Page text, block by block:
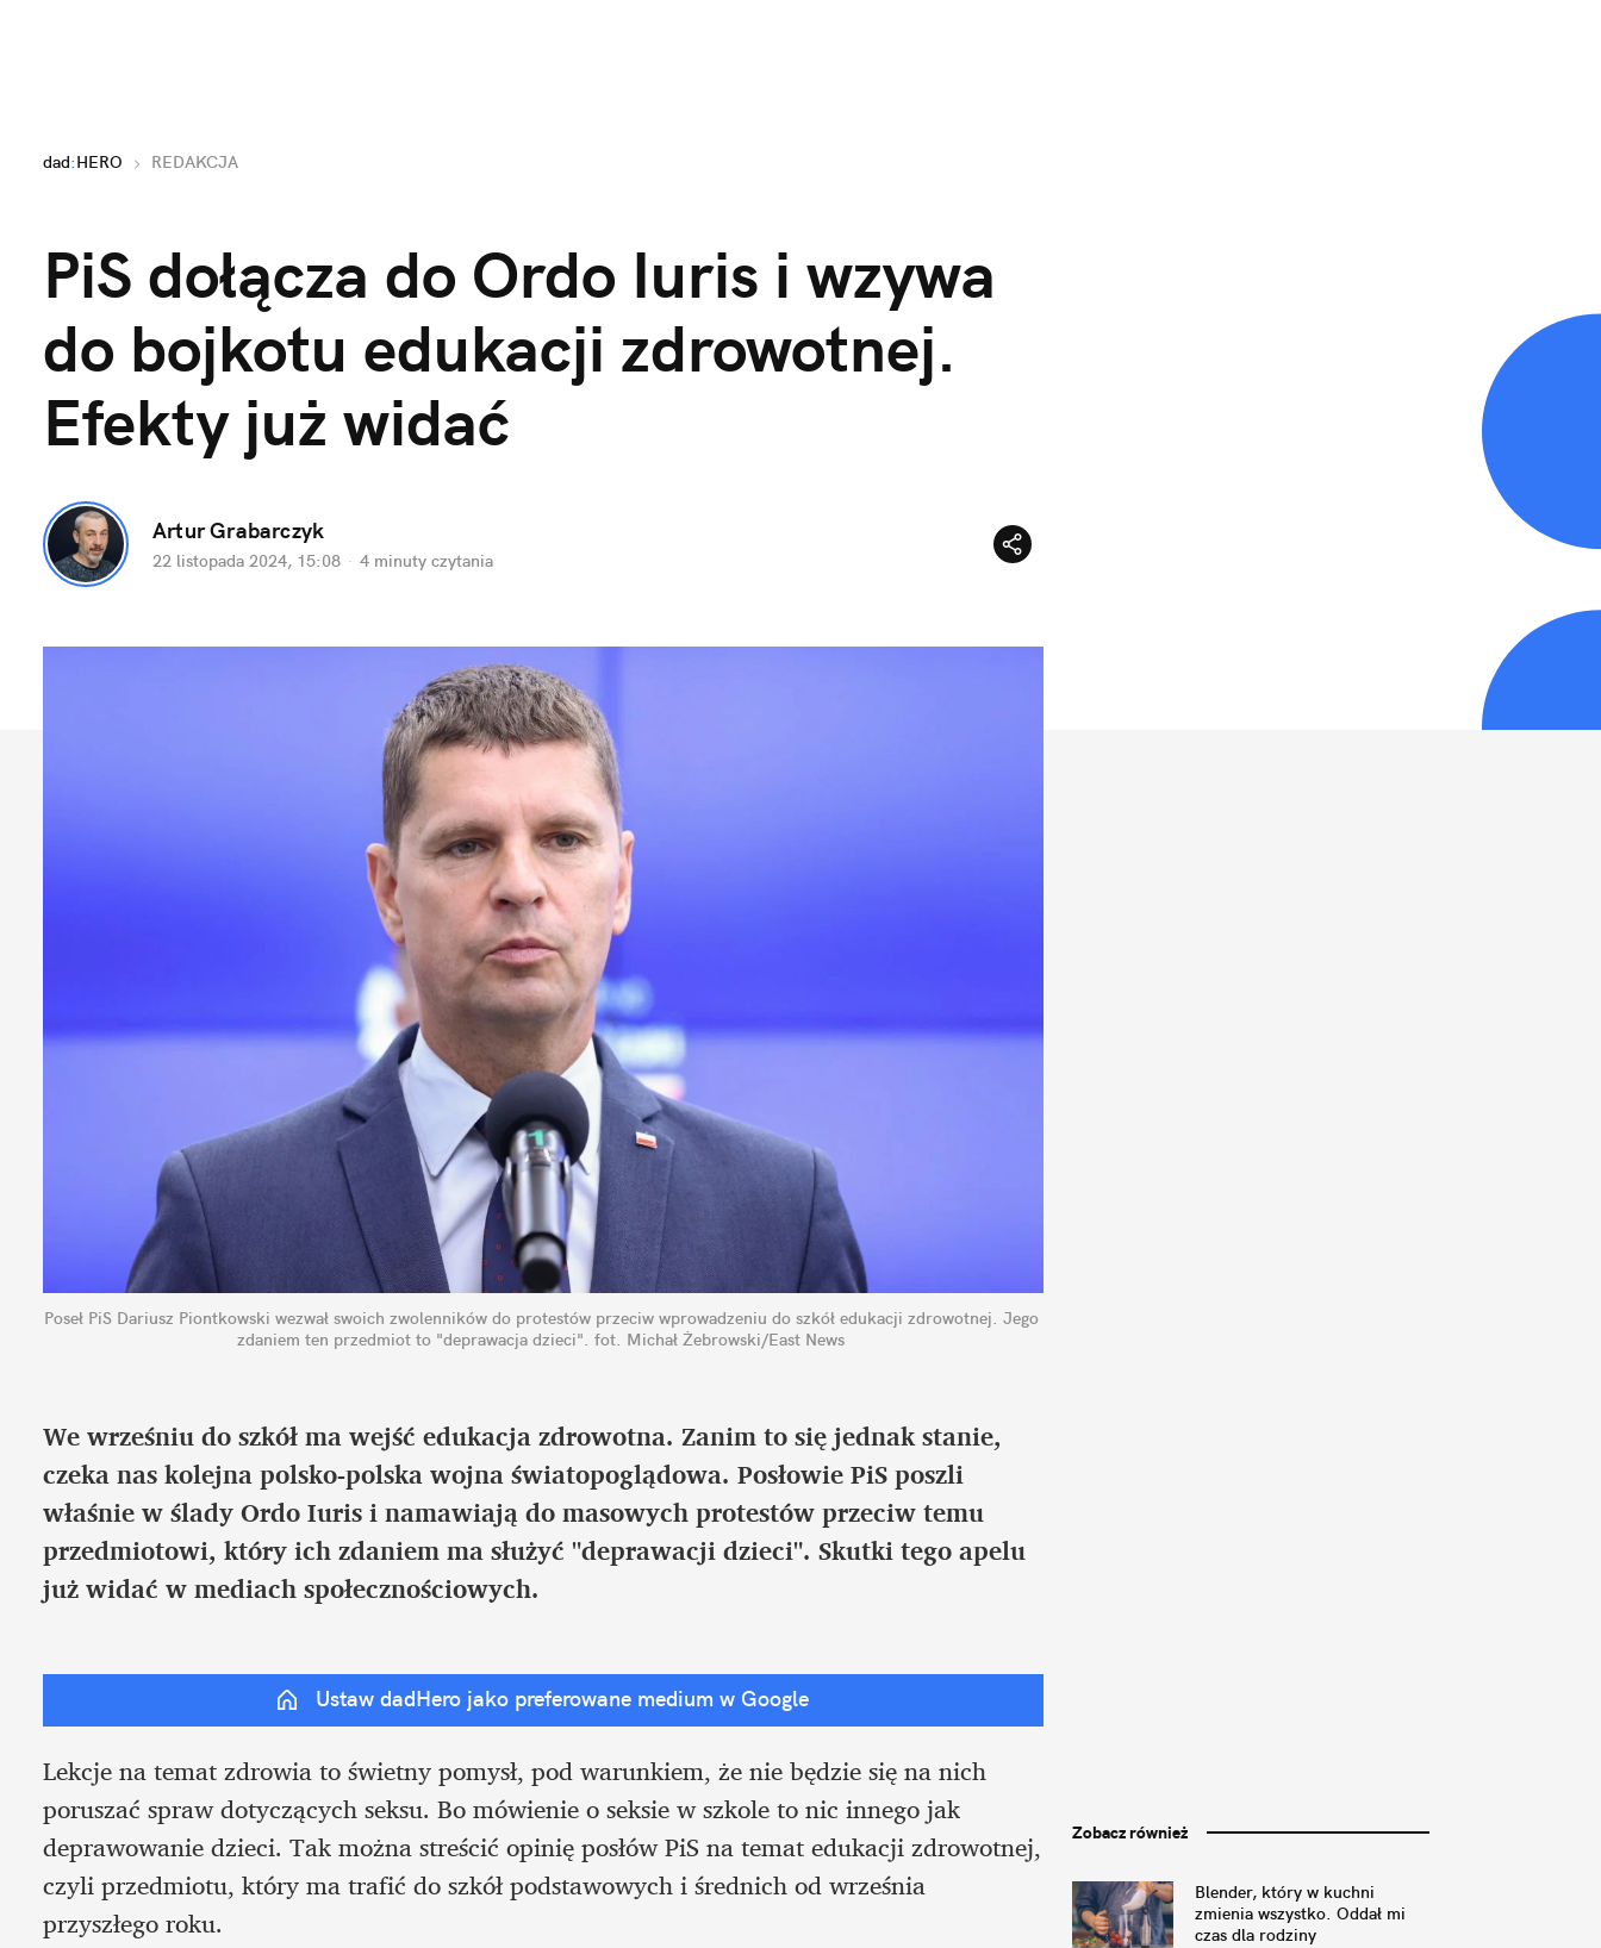
dad:HERO REDAKCJA
PiS dołącza do Ordo Iuris i wzywa
do bojkotu edukacji zdrowotnej.
Efekty już widać
Artur Grabarczyk
22 listopada 2024, 15:08 · 4 minuty czytania
Poseł PiS Dariusz Piontkowski wezwał swoich zwolenników do protestów przeciw wprowadzeniu do szkół edukacji zdrowotnej. Jego
zdaniem ten przedmiot to "deprawacja dzieci". fot. Michał Żebrowski/East News
We wrześniu do szkół ma wejść edukacja zdrowotna. Zanim to się jednak stanie,
czeka nas kolejna polsko-polska wojna światopoglądowa. Posłowie PiS poszli
właśnie w ślady Ordo Iuris i namawiają do masowych protestów przeciw temu
przedmiotowi, który ich zdaniem ma służyć "deprawacji dzieci". Skutki tego apelu
już widać w mediach społecznościowych.
Ustaw dadHero jako preferowane medium w Google
Lekcje na temat zdrowia to świetny pomysł, pod warunkiem, że nie będzie się na nich
poruszać spraw dotyczących seksu. Bo mówienie o seksie w szkole to nic innego jak
deprawowanie dzieci. Tak można streścić opinię posłów PiS na temat edukacji zdrowotnej,
czyli przedmiotu, który ma trafić do szkół podstawowych i średnich od września
przyszłego roku.
Zobacz również
Blender, który w kuchni
zmienia wszystko. Oddał mi
czas dla rodziny